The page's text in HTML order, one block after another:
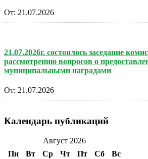
От: 21.07.2026
21.07.2026г. состоялось заседание
рассмотрению вопросов о
муниципальными наградами
От: 21.07.2026
Календарь публикаций
Август 2026
Пн
Вт Ср Чт Пт Сб Вс